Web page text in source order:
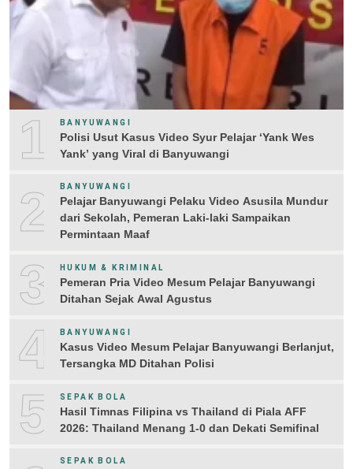
1 BANYUWANGI
Polisi Usut Kasus Video Syur Pelajar ‘Yank Wes
Yank’ yang Viral di Banyuwangi
2 BANYUWANGI
Pelajar Banyuwangi Pelaku Video Asusila Mundur
dari Sekolah, Pemeran Laki-laki Sampaikan
Permintaan Maaf
3 HUKUM & KRIMINAL
Pemeran Pria Video Mesum Pelajar Banyuwangi
Ditahan Sejak Awal Agustus
4 BANYUWANGI
Kasus Video Mesum Pelajar Banyuwangi Berlanjut,
Tersangka MD Ditahan Polisi
5 SEPAK BOLA
Hasil Timnas Filipina vs Thailand di Piala AFF
2026: Thailand Menang 1-0 dan Dekati Semifinal
SEPAK BOLA